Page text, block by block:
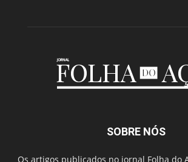
SOBRE NÓS
Os artigos publicados no jornal Folha do